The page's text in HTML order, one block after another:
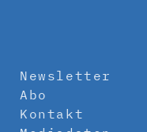
Newsletter
Abo
Kontakt